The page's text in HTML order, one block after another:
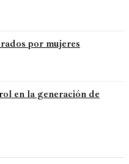
por mujeres
en la generación de